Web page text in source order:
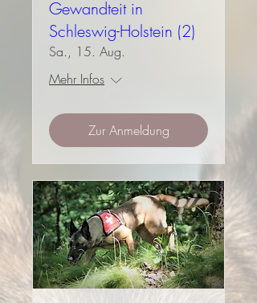
Gewandteit in
Schleswig-Holstein (2)
Sa., 15. Aug.
Mehr Infos
Zur Anmeldung